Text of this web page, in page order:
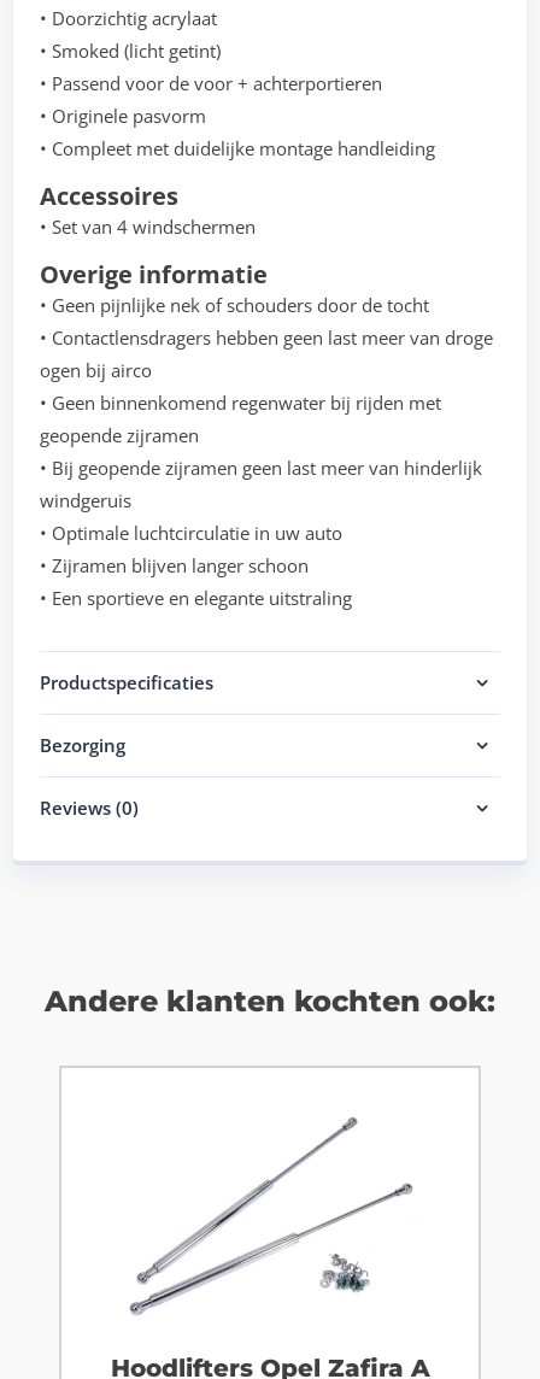
• Doorzichtig acrylaat
• Smoked (licht getint)
• Passend voor de voor + achterportieren
• Originele pasvorm
• Compleet met duidelijke montage handleiding
Accessoires
• Set van 4 windschermen
Overige informatie
• Geen pijnlijke nek of schouders door de tocht
• Contactlensdragers hebben geen last meer van droge
ogen bij airco
• Geen binnenkomend regenwater bij rijden met
geopende zijramen
• Bij geopende zijramen geen last meer van hinderlijk
windgeruis
• Optimale luchtcirculatie in uw auto
• Zijramen blijven langer schoon
• Een sportieve en elegante uitstraling
Productspecificaties
Bezorging
Reviews (0)
Andere klanten kochten ook:
Hoodlifters Opel Zafira A